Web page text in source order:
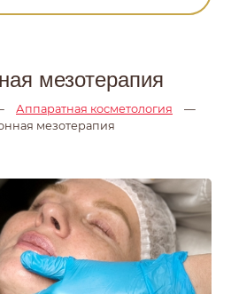
мезотерапия
Аппаратная косметология
—
мезотерапия